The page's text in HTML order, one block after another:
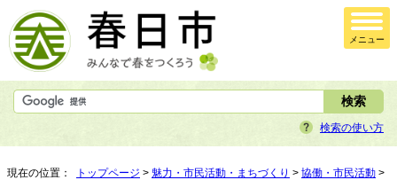
メニュー
検索の使い方
現在の位置： トップページ > 魅力・市民活動・まちづくり > 協働・市民活動 >